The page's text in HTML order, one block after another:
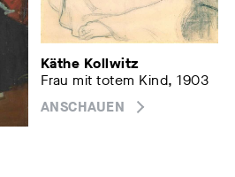
Käthe Kollwitz
Frau mit totem Kind, 1903
ANSCHAUEN